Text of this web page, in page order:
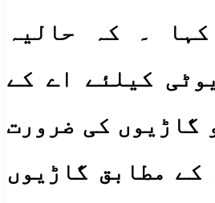
۔ کہ حالیہ
کیلئے اے کے
گاڑیوں کی ضرورت
کے مطابق گاڑیوں